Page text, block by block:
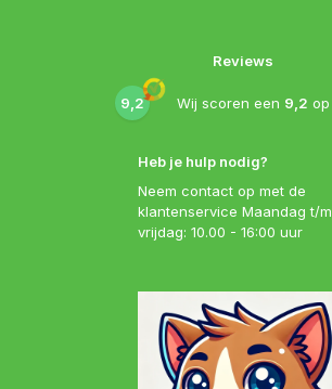
Heb je hulp nodig?
Neem contact op met de
klantenservice Maandag t/m
vrijdag: 10.00 - 16:00 uur
Reviews
9,2 Wij scoren een 9,2 op